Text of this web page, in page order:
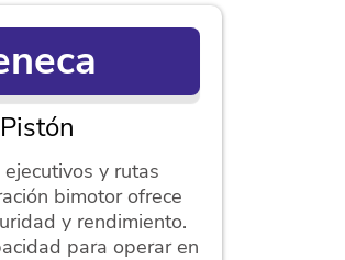
y rutas
bimotor ofrece
y rendimiento.
para operar en